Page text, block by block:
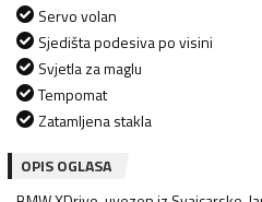
Servo volan
Sjedišta podesiva po visini
Svjetla za maglu
Tempomat
Zatamljena stakla
OPIS OGLASA